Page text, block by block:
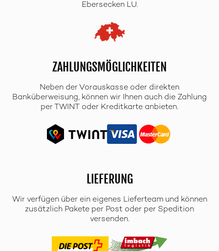
Ebersecken LU.
ZAHLUNGSMÖGLICHKEITEN
Neben der Vorauskasse oder direkten
Banküberweisung, können wir Ihnen auch die Zahlung
per TWINT oder Kreditkarte anbieten.
LIEFERUNG
Wir verfügen über ein eigenes Lieferteam und können
zusätzlich Pakete per Post oder per Spedition
versenden.